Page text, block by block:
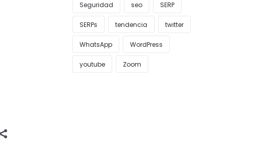
Seguridad seo SERP
SERPs tendencia twitter
WhatsApp WordPress
youtube Zoom